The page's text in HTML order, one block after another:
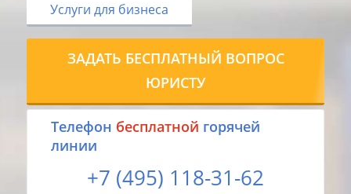
Услуги для бизнеса
ЗАДАТЬ БЕСПЛАТНЫЙ ВОПРОС
ЮРИСТУ
Tелефон бесплатной горячей
линии
+7 (495) 118-31-62